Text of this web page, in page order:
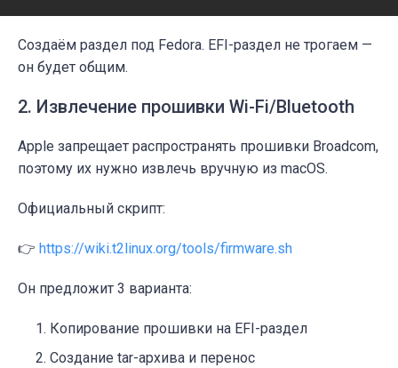
Создаём раздел под Fedora. EFI-раздел не трогаем —
он будет общим.
2. Извлечение прошивки Wi-Fi/Bluetooth
Apple запрещает распространять прошивки Broadcom,
поэтому их нужно извлечь вручную из macOS.
Официальный скрипт:
👉 https://wiki.t2linux.org/tools/firmware.sh
Он предложит 3 варианта:
Копирование прошивки на EFI-раздел
Создание tar-архива и перенос